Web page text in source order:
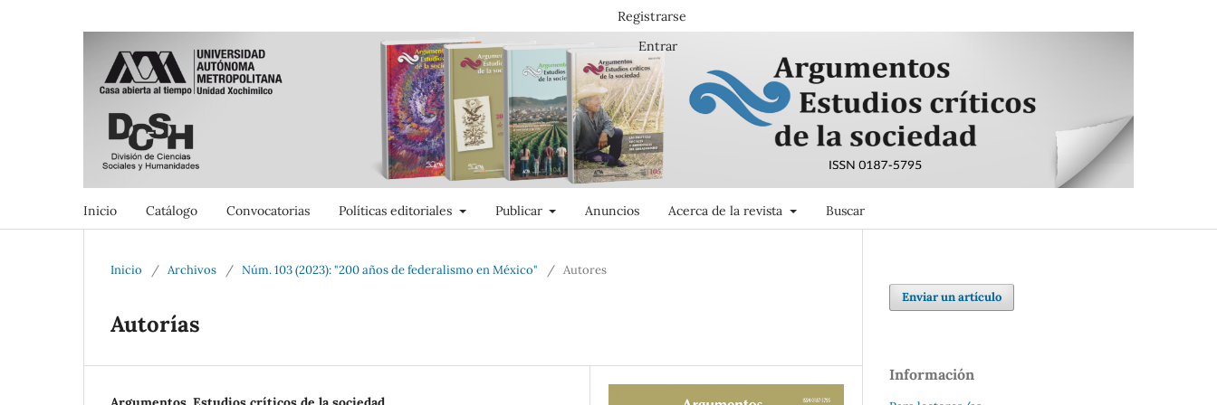
Inicio Catálogo Convocatorias Políticas editoriales Publicar Anuncios Acerca de la revista Buscar
Registrarse
Entrar
Inicio / Archivos / Núm. 103 (2023): "200 años de federalismo en México" / Autores
Autorías
Enviar un artículo
Información